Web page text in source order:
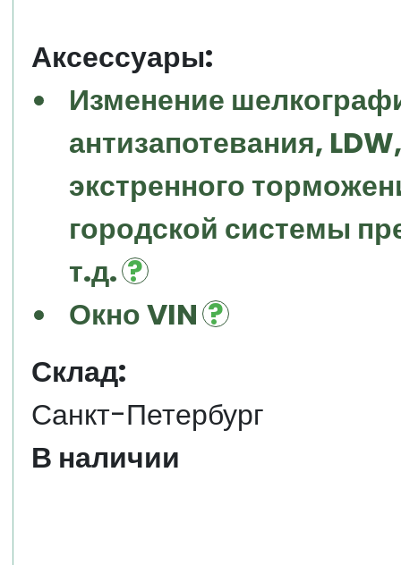
Аксессуары:
Изменение
антизапотевания,
экстренного
городской системы
т.д.
Окно VIN
Склад:
Санкт-Петербург
В наличии